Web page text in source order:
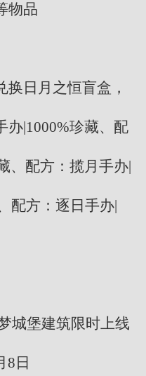
物品
日月之恒盲盒，
办|1000%珍藏、配
、配方：揽月手办|
配方：逐日手办|
城堡建筑限时上线
8日